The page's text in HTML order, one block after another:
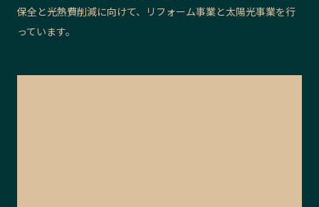
保全と光熱費削減に向けて、リフォーム事業と太陽光事業を行
っています。